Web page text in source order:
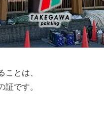
ことは、
証です。